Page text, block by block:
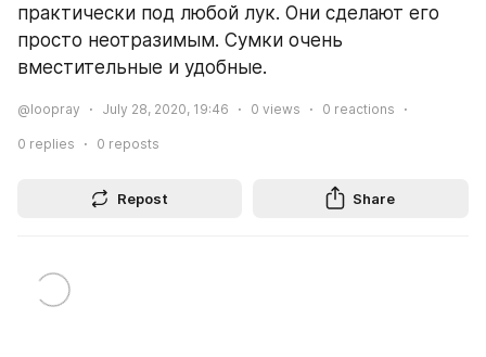
практически под любой лук. Они сделают его
просто неотразимым. Сумки очень
вместительные и удобные.
@loopray July 28, 2020, 19:46 0 views 0 reactions
0 replies 0 reposts
Repost Share